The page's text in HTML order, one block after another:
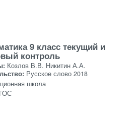
9 класс текущий и
контроль
Козлов В.В. Никитин А.А.
Русское слово 2018
школа